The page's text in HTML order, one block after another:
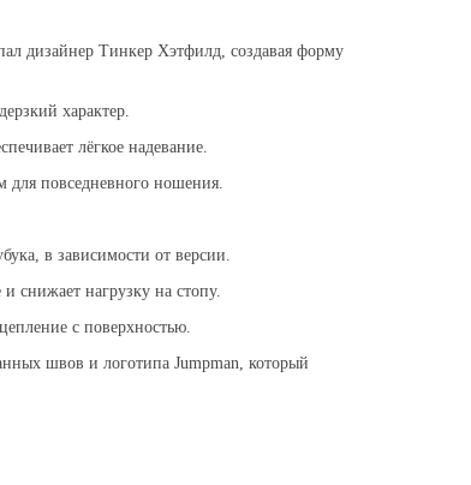
дизайнер Тинкер Хэтфилд, создавая форму
характер.
лёгкое надевание.
для повседневного ношения.
в зависимости от версии.
снижает нагрузку на стопу.
с поверхностью.
швов и логотипа Jumpman, который